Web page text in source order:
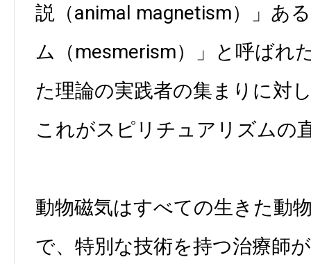
説（animal magnetism）」あ
ム（mesmerism）」と呼ばれ
た理論の実践者の集まりに対
これがスピリチュアリズムの
動物磁気はすべての生きた動
で、特別な技術を持つ治療師